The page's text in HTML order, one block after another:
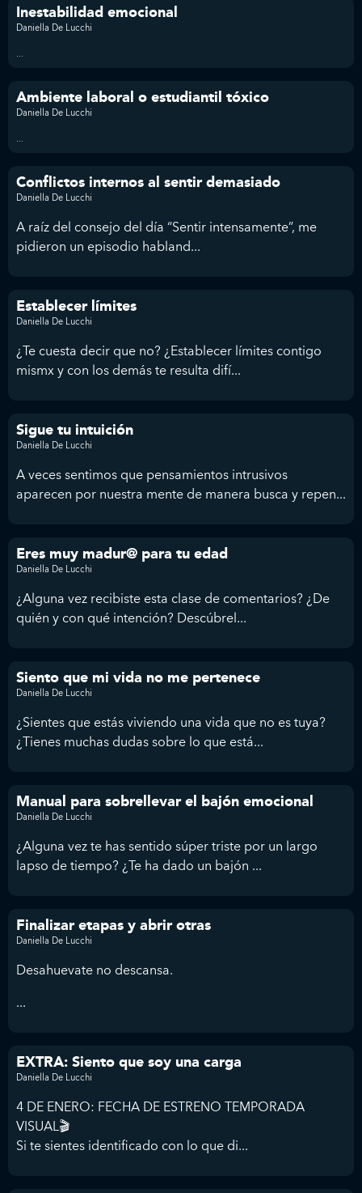
Inestabilidad emocional
Daniella De Lucchi
...
Ambiente laboral o estudiantil tóxico
Daniella De Lucchi
...
Conflictos internos al sentir demasiado
Daniella De Lucchi
A raíz del consejo del día “Sentir intensamente”, me
pidieron un episodio habland...
Establecer límites
Daniella De Lucchi
¿Te cuesta decir que no? ¿Establecer límites contigo
mismx y con los demás te resulta difí...
Sigue tu intuición
Daniella De Lucchi
A veces sentimos que pensamientos intrusivos
aparecen por nuestra mente de manera busca y repen...
Eres muy madur@ para tu edad
Daniella De Lucchi
¿Alguna vez recibiste esta clase de comentarios? ¿De
quién y con qué intención? Descúbrel...
Siento que mi vida no me pertenece
Daniella De Lucchi
¿Sientes que estás viviendo una vida que no es tuya?
¿Tienes muchas dudas sobre lo que está...
Manual para sobrellevar el bajón emocional
Daniella De Lucchi
¿Alguna vez te has sentido súper triste por un largo
lapso de tiempo? ¿Te ha dado un bajón ...
Finalizar etapas y abrir otras
Daniella De Lucchi
Desahuevate no descansa.
...
EXTRA: Siento que soy una carga
Daniella De Lucchi
4 DE ENERO: FECHA DE ESTRENO TEMPORADA
VISUAL🎬
Si te sientes identificado con lo que di...